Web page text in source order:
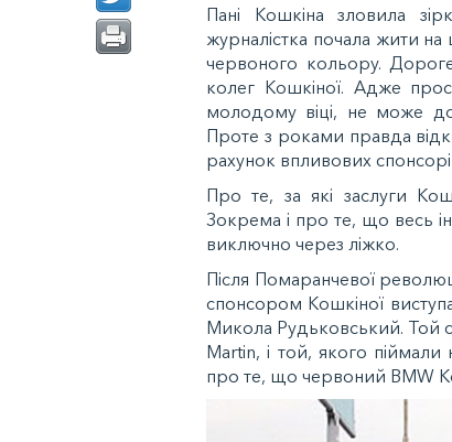
Пані Кошкіна зловила
журналістка почала жити
червоного кольору.
колег Кошкіної. Адже
молодому віці, не може
Проте з роками правда
рахунок впливових
Про те, за які заслуги
Зокрема і про те, що весь
виключно через ліжко.
Після Помаранчевої
спонсором Кошкіної
Микола Рудьковський. Той
Martin, і той, якого
про те, що червоний BMW